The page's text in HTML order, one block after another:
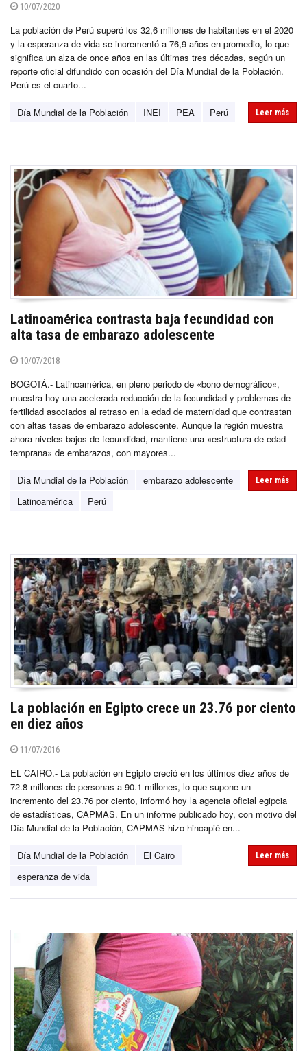
10/07/2020
La población de Perú superó los 32,6 millones de habitantes en el 2020
y la esperanza de vida se incrementó a 76,9 años en promedio, lo que
significa un alza de once años en las últimas tres décadas, según un
reporte oficial difundido con ocasión del Día Mundial de la Población.
Perú es el cuarto...
Día Mundial de la Población INEI PEA Perú Leer más
Latinoamérica contrasta baja fecundidad con
alta tasa de embarazo adolescente
10/07/2018
BOGOTÁ.- Latinoamérica, en pleno periodo de «bono demográfico«,
muestra hoy una acelerada reducción de la fecundidad y problemas de
fertilidad asociados al retraso en la edad de maternidad que contrastan
con altas tasas de embarazo adolescente. Aunque la región muestra
ahora niveles bajos de fecundidad, mantiene una «estructura de edad
temprana» de embarazos, con mayores...
Día Mundial de la Población
embarazo adolescente
Latinoamérica
Perú
Leer más
La población en Egipto crece un 23.76 por ciento
en diez años
11/07/2016
EL CAIRO.- La población en Egipto creció en los últimos diez años de
72.8 millones de personas a 90.1 millones, lo que supone un
incremento del 23.76 por ciento, informó hoy la agencia oficial egipcia
de estadísticas, CAPMAS. En un informe publicado hoy, con motivo del
Día Mundial de la Población, CAPMAS hizo hincapié en...
Día Mundial de la Población
El Cairo
esperanza de vida
Leer más